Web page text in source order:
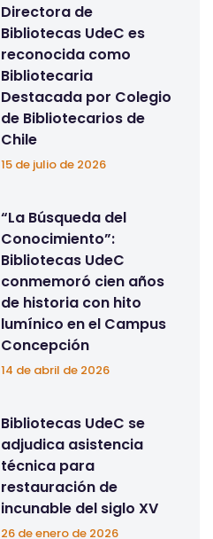
Directora de
Bibliotecas UdeC es
reconocida como
Bibliotecaria
Destacada por Colegio
de Bibliotecarios de
Chile
15 de julio de 2026
“La Búsqueda del
Conocimiento”:
Bibliotecas UdeC
conmemoró cien años
de historia con hito
lumínico en el Campus
Concepción
14 de abril de 2026
Bibliotecas UdeC se
adjudica asistencia
técnica para
restauración de
incunable del siglo XV
26 de enero de 2026